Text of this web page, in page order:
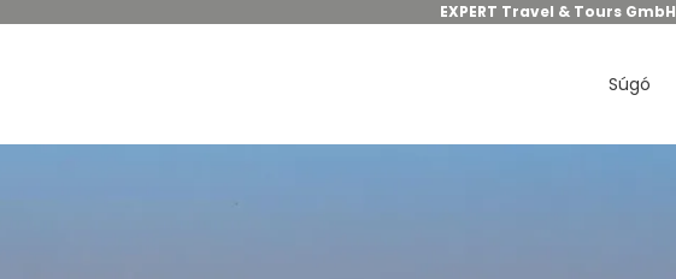
EXPERT Travel & Tours GmbH
Súgó